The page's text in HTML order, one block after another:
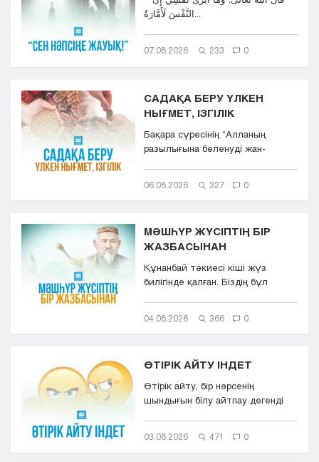
07.08.2026 233 0
САДАҚА БЕРУ ҮЛКЕН
НЫҒМЕТ, ІЗГІЛІК
Бақара сүресінің “Aлланың
разылығына бөленуді жан-
06.08.2026 327 0
МӘШҺҮР ЖҮСІПТІҢ БІР
ЖАЗБАСЫНАН
Құнанбай тәкиесі кіші жүз
билігінде қалған. Біздің бұл
04.08.2026 366 0
ӨТІРІК АЙТУ ІНДЕТ
Өтірік айту, бір нәрсенің
шындығын білу айтпау дегенді
03.08.2026 471 0